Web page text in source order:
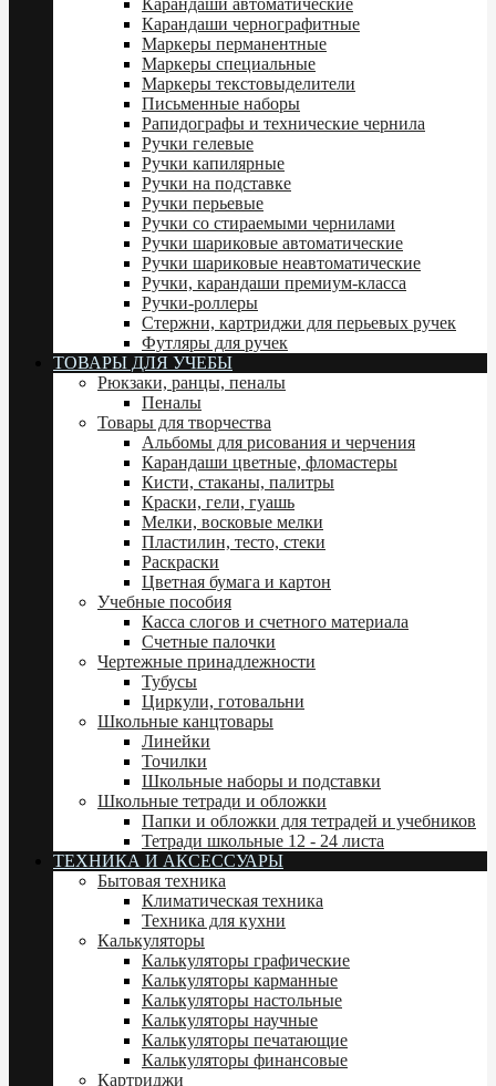
Карандаши чернографитные
Маркеры перманентные
Маркеры специальные
Маркеры текстовыделители
Письменные наборы
Рапидографы и технические чернила
Ручки гелевые
Ручки капилярные
Ручки на подставке
Ручки перьевые
Ручки со стираемыми чернилами
Ручки шариковые автоматические
Ручки шариковые неавтоматические
Ручки, карандаши премиум-класса
Ручки-роллеры
Стержни, картриджи для перьевых ручек
Футляры для ручек
ТОВАРЫ ДЛЯ УЧЕБЫ
Рюкзаки, ранцы, пеналы
Пеналы
Товары для творчества
Альбомы для рисования и черчения
Карандаши цветные, фломастеры
Кисти, стаканы, палитры
Краски, гели, гуашь
Мелки, восковые мелки
Пластилин, тесто, стеки
Раскраски
Цветная бумага и картон
Учебные пособия
Касса слогов и счетного материала
Счетные палочки
Чертежные принадлежности
Тубусы
Циркули, готовальни
Школьные канцтовары
Линейки
Точилки
Школьные наборы и подставки
Школьные тетради и обложки
Папки и обложки для тетрадей и учебников
Тетради школьные 12 - 24 листа
ТЕХНИКА И АКСЕССУАРЫ
Бытовая техника
Климатическая техника
Техника для кухни
Калькуляторы
Калькуляторы графические
Калькуляторы карманные
Калькуляторы настольные
Калькуляторы научные
Калькуляторы печатающие
Калькуляторы финансовые
Картриджи